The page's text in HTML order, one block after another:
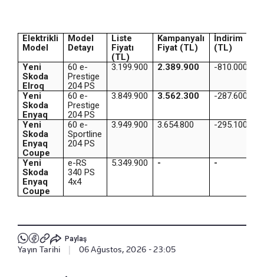
Elektrikli
Model
Model
Detayı
Liste
Fiyatı
(TL)
Kampanyalı
Fiyat (TL)
İndirim
(TL)
Yeni
Skoda
Elroq
60 e-
Prestige
204 PS
3.199.900 2.389.900 -810.000
Yeni
Skoda
Enyaq
60 e-
Prestige
204 PS
3.849.900 3.562.300 -287.600
Yeni
Skoda
Enyaq
Coupe
60 e-
Sportline
204 PS
3.949.900 3.654.800 -295.100
Yeni
Skoda
Enyaq
Coupe
e-RS
340 PS
4x4
5.349.900 - -
Paylaş
Yayın Tarihi 06 Ağustos, 2026 - 23:05